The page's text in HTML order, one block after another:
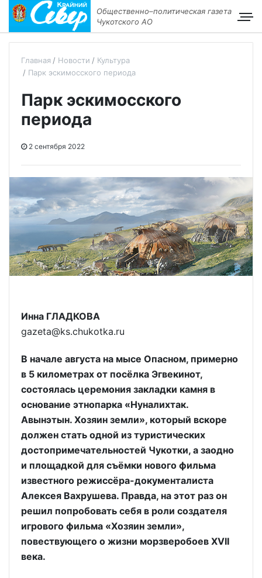
Общественно–политическая газета
Чукотского АО
Главная Новости
Культура
Парк эскимосского периода
Парк эскимосского
периода
2 сентября 2022
Инна ГЛАДКОВА
gazeta@ks.chukotka.ru
В начале августа на мысе Опасном, примерно
в 5 километрах от посёлка Эгвекинот,
состоялась церемония закладки камня в
основание этнопарка «Нуналихтак.
Авынэтын. Хозяин земли», который вскоре
должен стать одной из туристических
достопримечательностей Чукотки, а заодно
и площадкой для съёмки нового фильма
известного режиссёра-документалиста
Алексея Вахрушева. Правда, на этот раз он
решил попробовать себя в роли создателя
игрового фильма «Хозяин земли»,
повествующего о жизни морзверобоев XVII
века.